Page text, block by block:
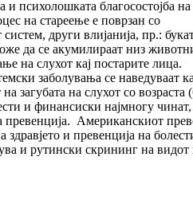
и психолошката благосостојба на
на стареење е поврзан со
други влијанија, пр.:
да се акумилираат низ
на слухот кај постарите лица.
заболувања се на­ве­ду­ва­ат
за­гу­ба­та на слухот со возраста
и фи­нан­сис­ки најмногу чинат,
превенција. Американскиот
и пре­вен­ци­ја на
и рутински скрининг на видот